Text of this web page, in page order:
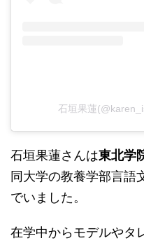
石垣果蓮
石垣果蓮さんは東北学
同大学の教養学部言語
でいました。
在学中からモデルやタ